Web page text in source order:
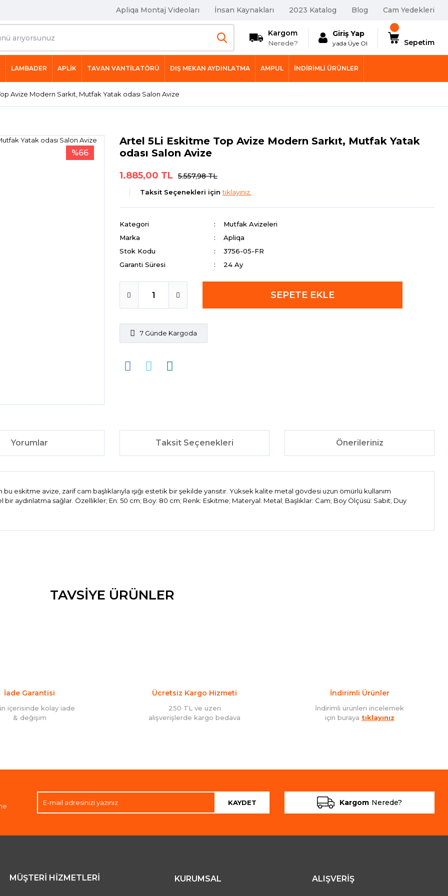
Apliqa Montaj Videoları İnsan Kaynakları 2023 Katalog Blog Cam Yedekleri
Kargom
Nerede?
Giriş Yap
yada Üye Ol Sepetim
LAMBADER APLİK TAVAN VANTİLATÖRÜ DIŞ MEKAN AYDINLATMA AMPUL İNDIRIMLI ÜRÜNLER
Avize Modern Sarkıt, Mutfak Yatak odası Salon Avize
%66
Artel 5Li Eskitme Top Avize Modern Sarkıt, Mutfak Yatak
odası Salon Avize
1.885,00 TL 5.557,98 TL
Taksit Seçenekleri içintıklayınız.
Kategori
Mutfak Avizeleri
Marka
Apliqa
Stok Kodu
3756-05-FR
Garanti Süresi
24 Ay
SEPETE EKLE
7 Günde Kargoda
Yorumlar Taksit Seçenekleri Önerileriniz
bu eskitme avize, zarif cam başlıklarıyla ışığı estetik bir şekilde yansıtır. Yüksek kalite metal gövdesi uzun ömürlü kullanım
aydınlatma sağlar. Özellikler; En: 50 cm; Boy: 80 cm; Renk: Eskitme; Materyal: Metal; Başlıklar: Cam; Boy Ölçüsü: Sabit; Duy
Yorum Yaz
TAVSİYE ÜRÜNLER
İade Garantisi
içerisinde kolay iade
& değişim
Ücretsiz Kargo Hizmeti
250 TL ve üzeri
alışverişlerde kargo bedava
İndirimli Ürünler
İndirimli ürünleri incelemek
için buraya tıklayınız
KAYDET Kargom Nerede?
MÜŞTERİ HİZMETLERİ KURUMSAL ALIŞVERİŞ